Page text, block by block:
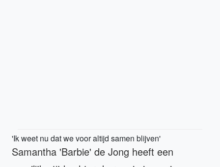
'Ik weet nu dat we voor altijd samen blijven'
Samantha 'Barbie' de Jong heeft een